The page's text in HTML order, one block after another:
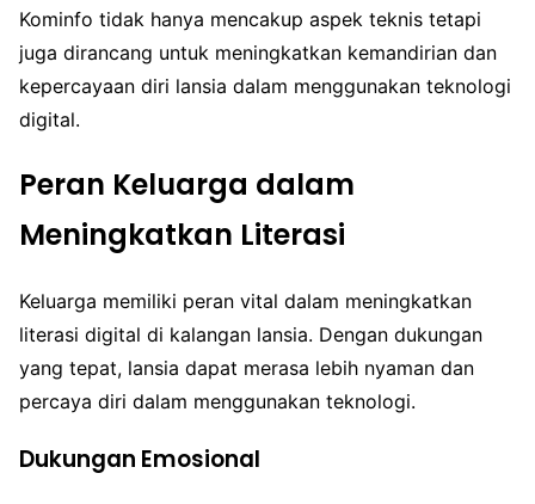
Kominfo tidak hanya mencakup aspek teknis tetapi
juga dirancang untuk meningkatkan kemandirian dan
kepercayaan diri lansia dalam menggunakan teknologi
digital.
Peran Keluarga dalam
Meningkatkan Literasi
Keluarga memiliki peran vital dalam meningkatkan
literasi digital di kalangan lansia. Dengan dukungan
yang tepat, lansia dapat merasa lebih nyaman dan
percaya diri dalam menggunakan teknologi.
Dukungan Emosional